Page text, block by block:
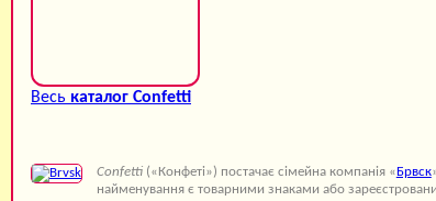
Весь каталог Confetti
Confetti(«Конфеті») постачає сімейна компанія « Брвск
найменування є товарними знаками або